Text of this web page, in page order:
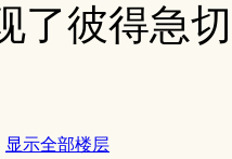
了彼得急
显示全部楼层